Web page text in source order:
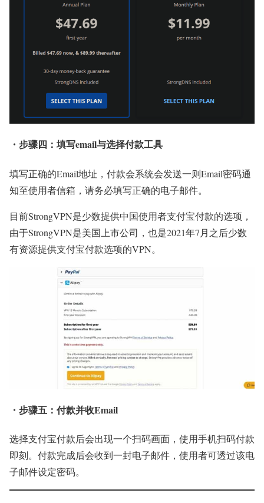
・步骤四：填写email与选择付款工具
填写正确的Email地址，付款会系统会发送一则Email密码通
知至使用者信箱，请务必填写正确的电子邮件。
目前StrongVPN是少数提供中国使用者支付宝付款的选项，
由于StrongVPN是美国上市公司，也是2021年7月之后少数
有资源提供支付宝付款选项的VPN。
・步骤五：付款并收Email
选择支付宝付款后会出现一个扫码画面，使用手机扫码付款
即刻。付款完成后会收到一封电子邮件，使用者可透过该电
子邮件设定密码。